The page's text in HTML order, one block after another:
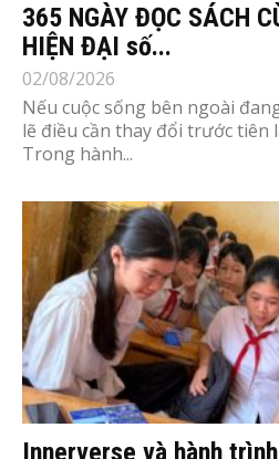
365 NGÀY ĐỌC SÁCH
HIỆN ĐẠI số...
02/08/2026
Nếu cuộc sống bên ngoài
lẽ điều cần thay đổi trước tiên
Trong hành...
Innerverse và hành